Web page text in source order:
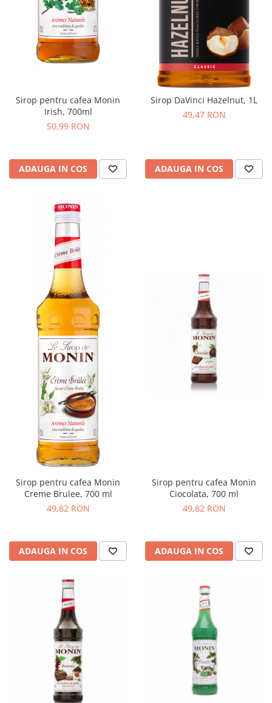
Sirop pentru cafea Monin
Irish, 700ml
50,99 RON
ADAUGA IN COS
Sirop DaVinci Hazelnut, 1L
49,47 RON
ADAUGA IN COS
Sirop pentru cafea Monin
Creme Brulee, 700 ml
49,82 RON
ADAUGA IN COS
Sirop pentru cafea Monin
Ciocolata, 700 ml
49,82 RON
ADAUGA IN COS